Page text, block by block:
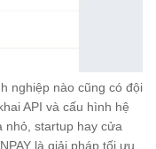
nghiệp nào cũng có đội
API và cấu hình hệ
nhỏ, startup hay cửa
là giải pháp tối ưu.